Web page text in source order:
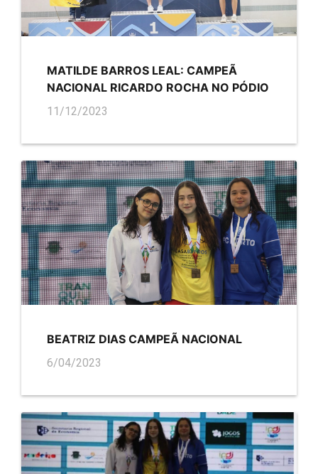
MATILDE BARROS LEAL: CAMPEÃ
NACIONAL RICARDO ROCHA NO PÓDIO
11/12/2023
BEATRIZ DIAS CAMPEÃ NACIONAL
6/04/2023